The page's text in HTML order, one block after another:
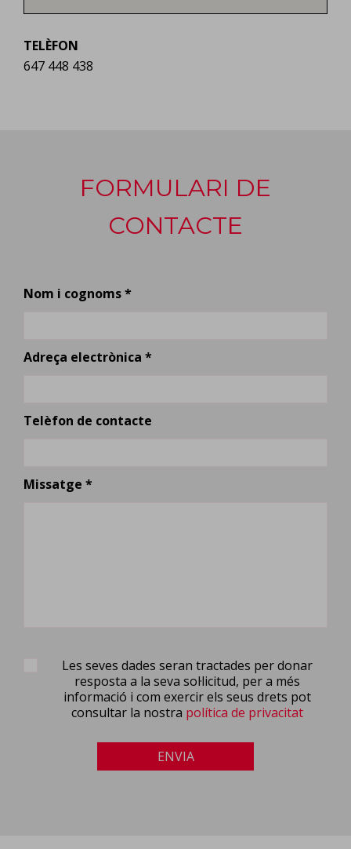
TELÈFON
647 448 438
FORMULARI DE
CONTACTE
Nom i cognoms *
Adreça electrònica *
Telèfon de contacte
Missatge *
Les seves dades seran tractades per donar
resposta a la seva sol·licitud, per a més
informació i com exercir els seus drets pot
consultar la nostra política de privacitat
ENVIA